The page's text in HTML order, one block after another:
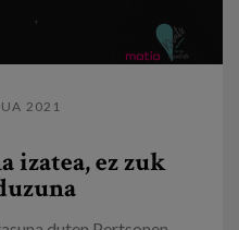
2021
izatea, ez zuk